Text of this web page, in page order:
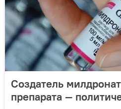
Создатель
препарата —